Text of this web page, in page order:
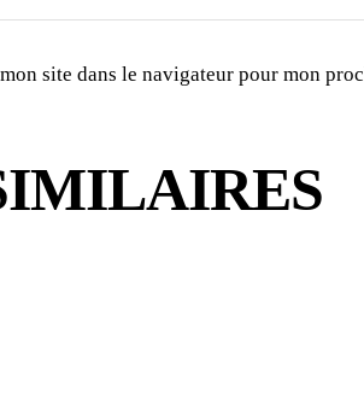
site dans le navigateur pour mon